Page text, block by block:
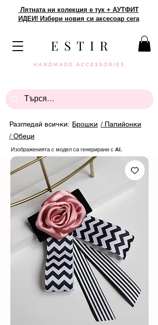
Лятната ни колекция е тук + АУТФИТ
ИДЕИ! Избери новия си аксесоар сега
E S T I R
Разгледай всички: Брошки / Папийонки
/ Обеци
Изображенията с модел са генерирани с AI.